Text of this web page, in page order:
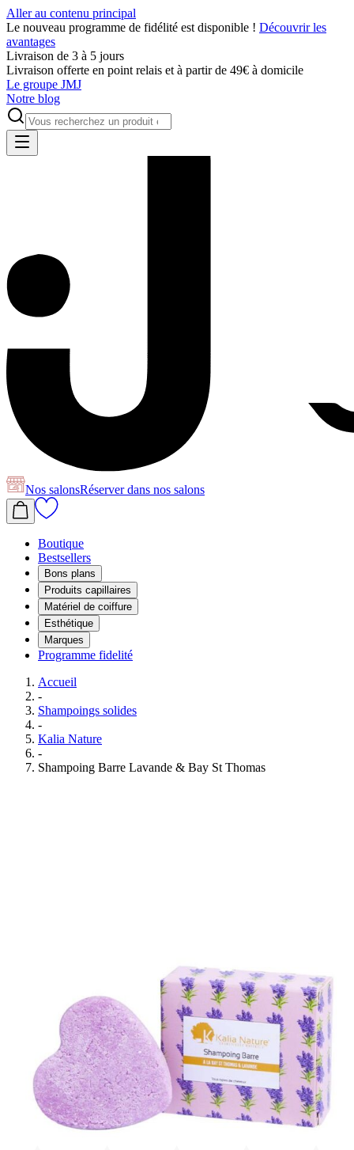
Aller au contenu principal
Le nouveau programme de fidélité est disponible ! Découvrir les
avantages
Livraison de 3 à 5 jours
Livraison offerte en point relais et à partir de 49€ à domicile
Le groupe JMJ
Notre blog
Nos salonsRéserverdans nos salons
Boutique
Bestsellers
Bons plans
Produits capillaires
Matériel de coiffure
Esthétique
Marques
Programme fidelité
Accueil
-
Shampoings solides
-
Kalia Nature
-
Shampoing Barre Lavande & Bay St Thomas